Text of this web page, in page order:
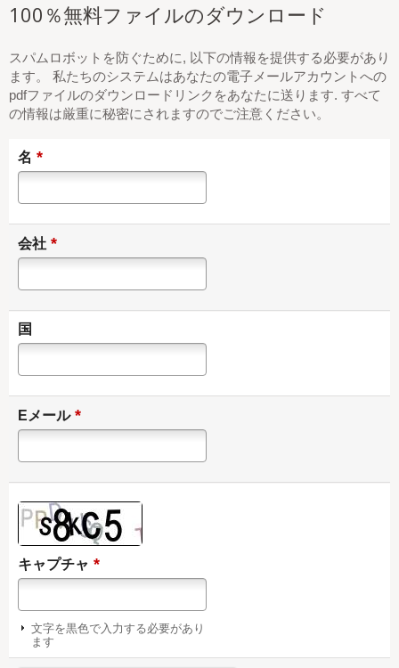
100％無料ファイルのダウンロード
スパムロボットを防ぐために, 以下の情報を提供する必要があり
ます。 私たちのシステムはあなたの電子メールアカウントへの
pdfファイルのダウンロードリンクをあなたに送ります. すべて
の情報は厳重に秘密にされますのでご注意ください。
名 *
会社 *
国
Eメール *
キャプチャ *
文字を黒色で入力する必要があり
ます